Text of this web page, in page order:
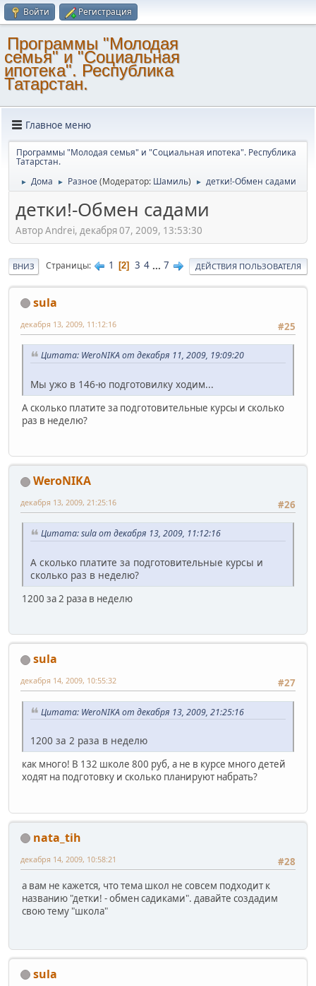
Войти Регистрация
Программы "Молодая
семья" и "Социальная
ипотека". Республика
Татарстан.
Главное меню
Программы "Молодая семья" и "Социальная ипотека". Республика
Татарстан.
► Дома ► Разное(Модератор: Шамиль) ► детки!-Обмен садами
детки!-Обмен садами
Автор Andrei, декабря 07, 2009, 13:53:30
ВНИЗ Страницы 1 2 3 4 ... 7 ДЕЙСТВИЯ ПОЛЬЗОВАТЕЛЯ
sula
#25
декабря 13, 2009, 11:12:16
Цитата: WeroNIKA от декабря 11, 2009, 19:09:20
Мы ужо в 146-ю подготовилку ходим...
А сколько платите за подготовительные курсы и сколько
раз в неделю?
WeroNIKA
#26
декабря 13, 2009, 21:25:16
Цитата: sula от декабря 13, 2009, 11:12:16
А сколько платите за подготовительные курсы и
сколько раз в неделю?
1200 за 2 раза в неделю
sula
#27
декабря 14, 2009, 10:55:32
Цитата: WeroNIKA от декабря 13, 2009, 21:25:16
1200 за 2 раза в неделю
как много! В 132 школе 800 руб, а не в курсе много детей
ходят на подготовку и сколько планируют набрать?
nata_tih
#28
декабря 14, 2009, 10:58:21
а вам не кажется, что тема школ не совсем подходит к
названию "детки! - обмен садиками". давайте создадим
свою тему "школа"
sula